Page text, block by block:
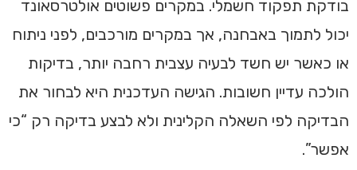
בודקת תפקוד חשמלי. במקרים פשוטים אולטרסאונד
יכול לתמוך באבחנה, אך במקרים מורכבים, לפני ניתוח
או כאשר יש חשד לבעיה עצבית רחבה יותר, בדיקות
הולכה עדיין חשובות. הגישה העדכנית היא לבחור את
הבדיקה לפי השאלה הקלינית ולא לבצע בדיקה רק “כי
אפשר”.